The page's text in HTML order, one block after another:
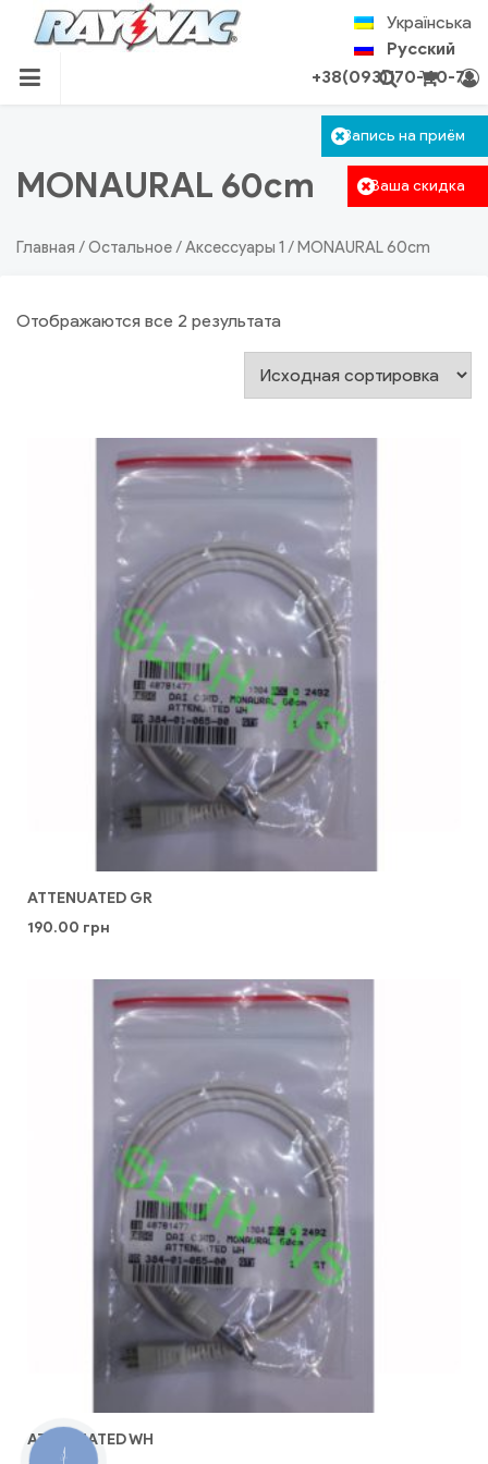
content
Ваша скидка
Запись на приём
RU.RAYOVAC.COM.UA
Українська
Русский
+38(093)170-40-71
Поиск
MONAURAL 60cm
Главная /Остальное/Аксессуары 1 / MONAURAL 60cm
Отображаются все 2 результата
ATTENUATED GR
190.00 грн
ATTENUATED WH
КНОПКА